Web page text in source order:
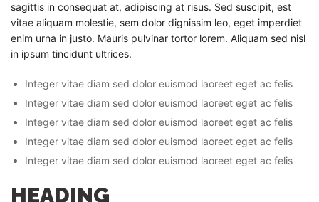
sagittis in consequat at, adipiscing at risus. Sed suscipit, est
vitae aliquam molestie, sem dolor dignissim leo, eget imperdiet
enim urna in justo. Mauris pulvinar tortor lorem. Aliquam sed nisl
in ipsum tincidunt ultrices.
Integer vitae diam sed dolor euismod laoreet eget ac felis
Integer vitae diam sed dolor euismod laoreet eget ac felis
Integer vitae diam sed dolor euismod laoreet eget ac felis
Integer vitae diam sed dolor euismod laoreet eget ac felis
Integer vitae diam sed dolor euismod laoreet eget ac felis
HEADING